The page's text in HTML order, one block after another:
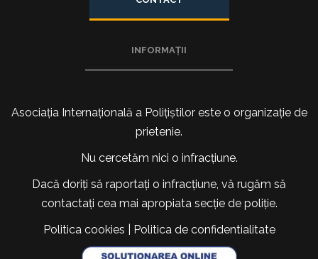
INFORMAȚII
Asociația Internațională a Polițiștilor este o organizație de
prietenie.
Nu cercetăm nici o infracțiune.
Dacă doriți să raportați o infracțiune, vă rugăm să
contactați cea mai apropiata secție de poliție.
Politica cookies
Politica de confidentialitate